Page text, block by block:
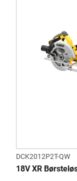
DCK2012P2T-QW
18V XR